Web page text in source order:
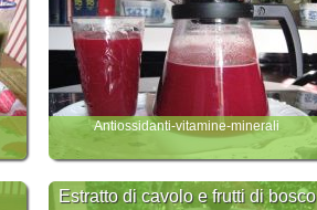
Antiossidanti-vitamine-minerali
Estratto di cavolo e frutti di bosco